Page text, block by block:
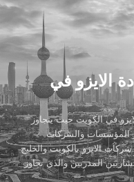
الايزو في
في الكويت حيث يتجاوز
المؤسسات والشركات
الايزو بالكويت والخليج
المدربين والذي تجاوز